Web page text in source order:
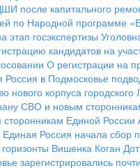
после капитального
по Народной программе
госэкспертизы
кандидатов на
О регистрации на
Россия в Подмосковье
нового корпуса городского
СВО и новым
Единой России
Единая Россия начала сбор
Вишенка Коган
зарегистрировались